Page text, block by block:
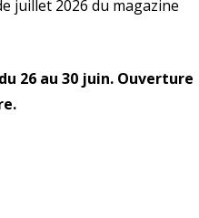
juillet 2026 du magazine
26 au 30 juin. Ouverture